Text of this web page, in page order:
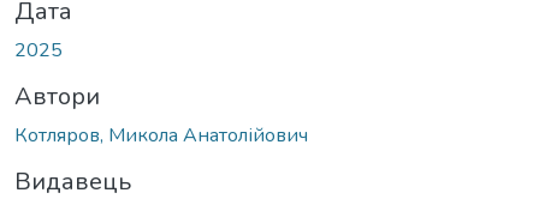
Дата
2025
Автори
Котляров, Микола Анатолійович
Видавець